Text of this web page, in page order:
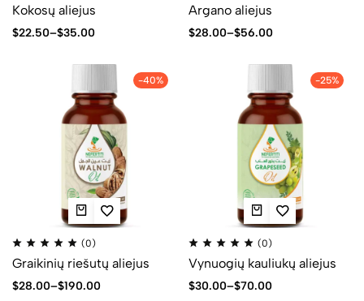
Kokosų aliejus
$22.50–$35.00
Argano aliejus
$28.00–$56.00
-40%
(0)
Graikinių riešutų aliejus
$28.00–$190.00
-25%
(0)
Vynuogių kauliukų aliejus
$30.00–$70.00